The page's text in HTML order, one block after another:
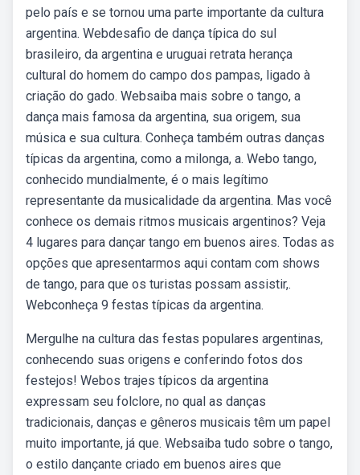
pelo país e se tornou uma parte importante da cultura
argentina. Webdesafio de dança típica do sul
brasileiro, da argentina e uruguai retrata herança
cultural do homem do campo dos pampas, ligado à
criação do gado. Websaiba mais sobre o tango, a
dança mais famosa da argentina, sua origem, sua
música e sua cultura. Conheça também outras danças
típicas da argentina, como a milonga, a. Webo tango,
conhecido mundialmente, é o mais legítimo
representante da musicalidade da argentina. Mas você
conhece os demais ritmos musicais argentinos? Veja
4 lugares para dançar tango em buenos aires. Todas as
opções que apresentarmos aqui contam com shows
de tango, para que os turistas possam assistir,.
Webconheça 9 festas típicas da argentina.
Mergulhe na cultura das festas populares argentinas,
conhecendo suas origens e conferindo fotos dos
festejos! Webos trajes típicos da argentina
expressam seu folclore, no qual as danças
tradicionais, danças e gêneros musicais têm um papel
muito importante, já que. Websaiba tudo sobre o tango,
o estilo dançante criado em buenos aires que